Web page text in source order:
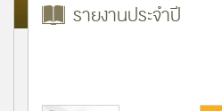
รายงานประจำปี